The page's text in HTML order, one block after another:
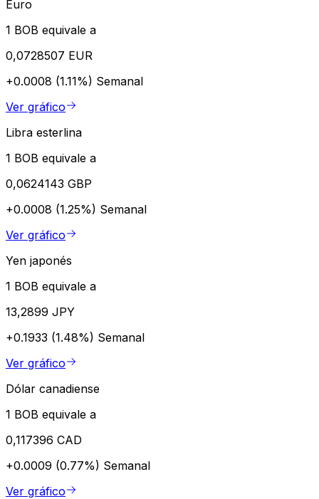
Euro
1 BOB equivale a
0,0728507 EUR
+0.0008 (1.11%) Semanal
Ver gráfico
Libra esterlina
1 BOB equivale a
0,0624143 GBP
+0.0008 (1.25%) Semanal
Ver gráfico
Yen japonés
1 BOB equivale a
13,2899 JPY
+0.1933 (1.48%) Semanal
Ver gráfico
Dólar canadiense
1 BOB equivale a
0,117396 CAD
+0.0009 (0.77%) Semanal
Ver gráfico